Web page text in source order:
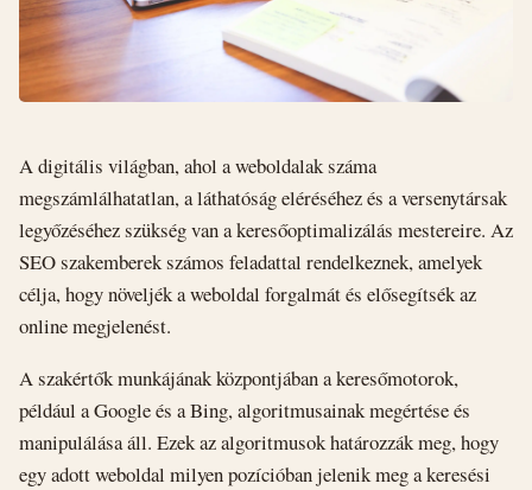
A digitális világban, ahol a weboldalak száma
megszámlálhatatlan, a láthatóság eléréséhez és a versenytársak
legyőzéséhez szükség van a keresőoptimalizálás mestereire. Az
SEO szakemberek számos feladattal rendelkeznek, amelyek
célja, hogy növeljék a weboldal forgalmát és elősegítsék az
online megjelenést.
A szakértők munkájának központjában a keresőmotorok,
például a Google és a Bing, algoritmusainak megértése és
manipulálása áll. Ezek az algoritmusok határozzák meg, hogy
egy adott weboldal milyen pozícióban jelenik meg a keresési